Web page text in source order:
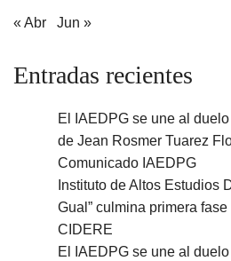
« Abr Jun »
Entradas recientes
El IAEDPG se une al
de Jean Rosmer Tuarez
Comunicado IAEDPG
Instituto de Altos Estudios
Gual” culmina primera
CIDERE
El IAEDPG se une al